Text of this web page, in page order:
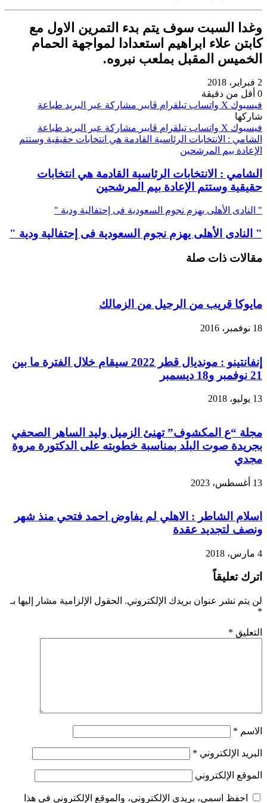
وغدا السبت سوف يتم بدء التمرين الاول مع
كابتن علاء ابراهيم استعدادا لمواجهة الحمام
الخميس المقبل بملعب نبروه.
2 فبراير، 2018
0 أقل من دقيقة
فيسبوك ‫X واتساب تيلقرام ڤايبر مشاركة عبر البريد طباعة
شاركها
فيسبوك ‫X واتساب تيلقرام ڤايبر مشاركة عبر البريد طباعة
الشامي : الانتخابات الرئاسية القادمة هي انتخابات حقيقية وستتم
الإعادة بيم المرشحين
الشامي : الانتخابات الرئاسية القادمة هي انتخابات
حقيقية وستتم الإعادة بيم المرشحين
" النادى الأهلى يهزم نجوم السعودية فى إحتفالية ودية "
" النادى الأهلى يهزم نجوم السعودية فى إحتفالية ودية "
مقالات ذات صلة
مايوكا قريب من الرحيل من الزمالك
18 نوفمبر، 2016
إنفانتينو : مونديال قطر 2022 سيقام خلال الفترة ما بين
21 نوفمبر و18 ديسمبر
13 يوليو، 2018
مجلة “ع المكشوف” تهنئ الزميل وليد الساهر الصحفي
بجريدة صوت البلد بمناسبة خطوبته على الدكتورة مروة
مجدي
13 أغسطس، 2023
اسلام الشاطر : الاهلي لم يفاوض احمد فتحي منذ شهر
ونصف لتجديد عقدة
4 مارس، 2018
اترك تعليقاً
لن يتم نشر عنوان بريدك الإلكتروني. الحقول الإلزامية مشار إليها بـ
*
التعليق *
الاسم *
البريد الإلكتروني *
الموقع الإلكتروني
احفظ اسمي، بريدي الإلكتروني، والموقع الإلكتروني في هذا